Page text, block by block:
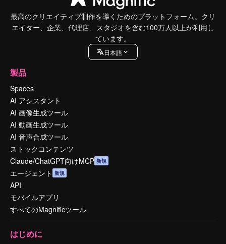
最高のクリエイティブ制作を導くためのプラットフォーム。クリ
エイター、企業、代理店、スタジオを含む100万人以上が利用し
ています。
日本語
製品
Spaces
AI アシスタント
AI 画像生成ツール
AI 動画生成ツール
AI 音声合成ツール
ストックコンテンツ
Claude/ChatGPT向けMCP 新規
エージェント 新規
API
モバイルアプリ
すべてのMagnificツール
はじめに